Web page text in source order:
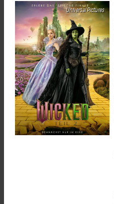
Universal Pictures